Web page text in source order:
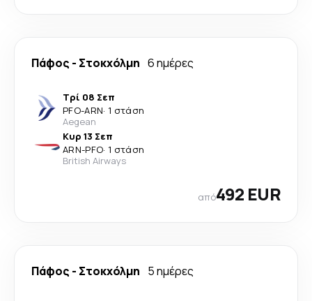
Πάφος - Στοκχόλμη 6 ημέρες
Τρί 08 Σεπ
PFO-ARN· 1 στάση
Aegean
Κυρ 13 Σεπ
ARN-PFO· 1 στάση
British Airways
από492 EUR
Πάφος - Στοκχόλμη 5 ημέρες